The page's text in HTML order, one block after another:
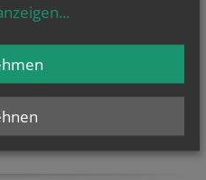
den Verwendungszweck angeben
...